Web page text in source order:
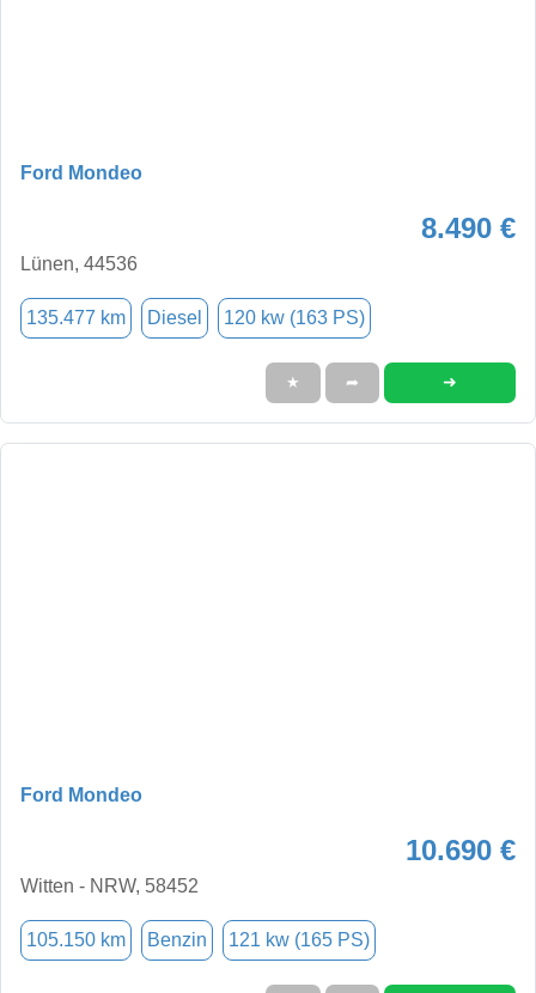
Ford Mondeo
8.490 €
Lünen, 44536
135.477 km Diesel 120 kw (163 PS)
★ ➦ ➜
Ford Mondeo
10.690 €
Witten - NRW, 58452
105.150 km Benzin 121 kw (165 PS)